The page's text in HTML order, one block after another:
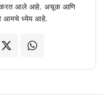
करत आले आहे. अचूक आणि
हे आमचे ध्येय आहे.